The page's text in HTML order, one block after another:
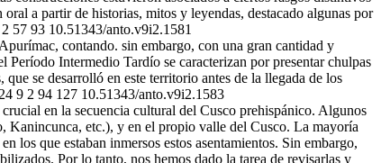
a partir de historias, mitos y leyendas, destacado algunas por
2 57 93 10.51343/anto.v9i2.1581
contando. sin embargo, con una gran cantidad y
Período Intermedio Tardío se caracterizan por presentar chulpas
se desarrolló en este territorio antes de la llegada de los
9 2 94 127 10.51343/anto.v9i2.1583
en la secuencia cultural del Cusco prehispánico. Algunos
Kanincunca, etc.), y en el propio valle del Cusco. La mayoría
los que estaban inmersos estos asentamientos. Sin embargo,
Por lo tanto, nos hemos dado la tarea de revisarlas y